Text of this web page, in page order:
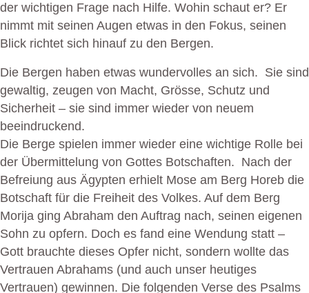
der wichtigen Frage nach Hilfe. Wohin schaut er? Er
nimmt mit seinen Augen etwas in den Fokus, seinen
Blick richtet sich hinauf zu den Bergen.
Die Bergen haben etwas wundervolles an sich. Sie sind
gewaltig, zeugen von Macht, Grösse, Schutz und
Sicherheit – sie sind immer wieder von neuem
beeindruckend.
Die Berge spielen immer wieder eine wichtige Rolle bei
der Übermittelung von Gottes Botschaften. Nach der
Befreiung aus Ägypten erhielt Mose am Berg Horeb die
Botschaft für die Freiheit des Volkes. Auf dem Berg
Morija ging Abraham den Auftrag nach, seinen eigenen
Sohn zu opfern. Doch es fand eine Wendung statt –
Gott brauchte dieses Opfer nicht, sondern wollte das
Vertrauen Abrahams (und auch unser heutiges
Vertrauen) gewinnen. Die folgenden Verse des Psalms